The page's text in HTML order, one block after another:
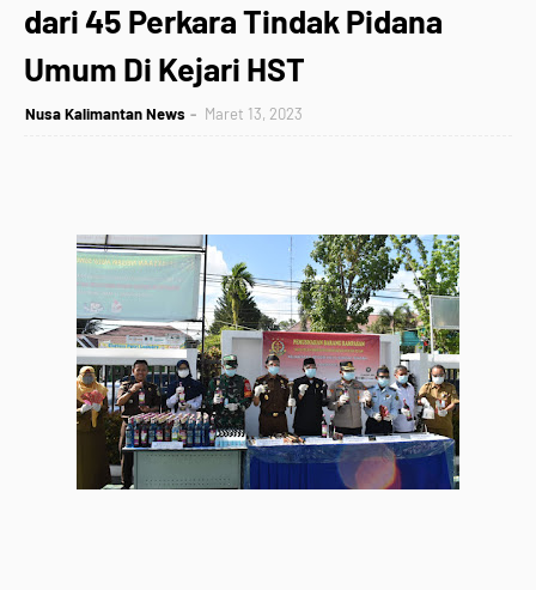
dari 45 Perkara Tindak Pidana
Umum Di Kejari HST
Nusa Kalimantan News Maret 13, 2023